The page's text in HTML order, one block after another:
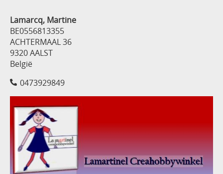
Lamarcq, Martine
BE0556813355
ACHTERMAAL 36
9320 AALST
België
0473929849